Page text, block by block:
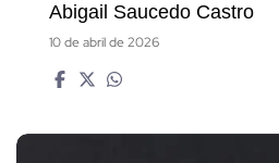
Abigail Saucedo Castro
10 de abril de 2026